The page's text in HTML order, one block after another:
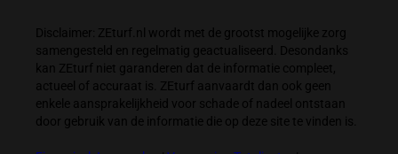
Disclaimer: ZEturf.nl wordt met de grootst mogelijke zorg
samengesteld en regelmatig geactualiseerd. Desondanks
kan ZEturf niet garanderen dat de informatie compleet,
actueel of accuraat is. ZEturf aanvaardt dan ook geen
enkele aansprakelijkheid voor schade of nadeel ontstaan
door gebruik van de informatie die op deze site te vinden is.